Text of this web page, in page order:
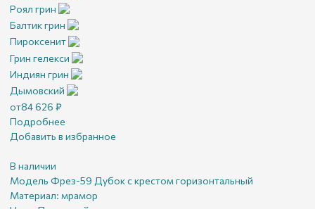
Роял грин
Балтик грин
Пироксенит
Грин гелекси
Индиян грин
Дымовский
от84 626 ₽
Подробнее
Добавить в избранное
В наличии
Модель Фрез-59 Дубок с крестом горизонтальный
Материал: мрамор